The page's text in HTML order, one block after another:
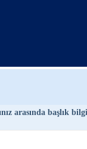
arasında başlık